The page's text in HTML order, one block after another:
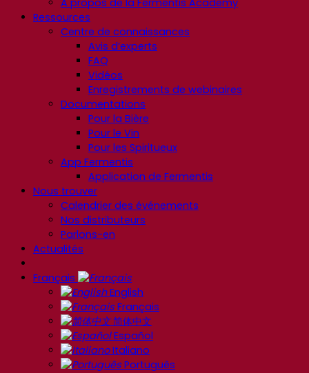
A propos de la Fermentis Academy
Ressources
Centre de connaissances
Avis d’experts
FAQ
Vidéos
Enregistrements de webinaires
Documentations
Pour la Bière
Pour le Vin
Pour les Spiritueux
App Fermentis
Application de Fermentis
Nous trouver
Calendrier des événements
Nos distributeurs
Parlons-en
Actualités
Français
English
Français
简体中文
Español
Italiano
Português